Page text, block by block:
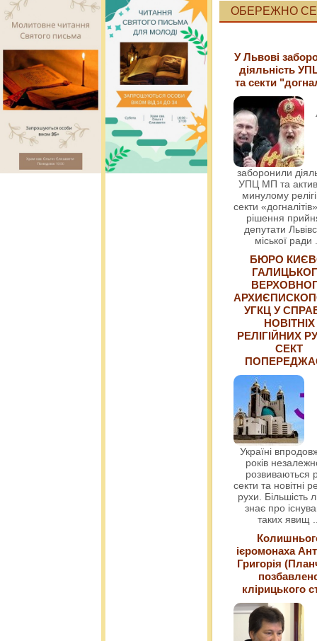
ОБЕРЕЖНО
У Львові
діяльність
та секти
заборонили
УПЦ МП та
минулому
секти
рішення
депутати
міської ради
БЮРО
УГКЦ У
НОВІТНІХ
РЕЛІГІЙНИХ
СЕКТ
Україні
років
розвиваються
секти та новітні
рухи. Більшість
знає про
таких явищ
ієромонаха
Григорія
клірицького